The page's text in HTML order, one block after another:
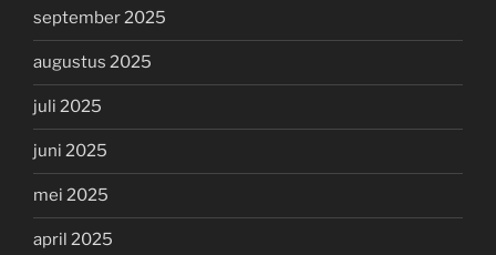
september 2025
augustus 2025
juli 2025
juni 2025
mei 2025
april 2025